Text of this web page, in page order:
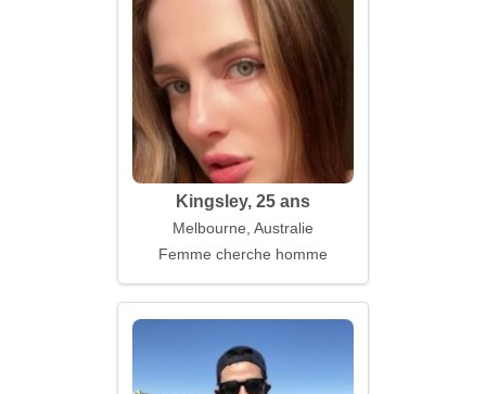
Kingsley, 25 ans
Melbourne, Australie
Femme cherche homme